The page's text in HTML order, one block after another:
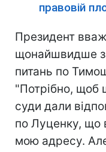
правовій
Президент
щонайшвидше
питань по
"Потрібно,
суди дали
по Луценку, що
мою адресу.